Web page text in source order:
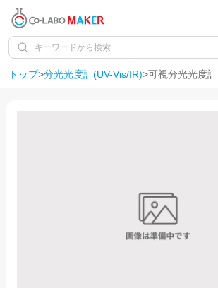
トップ>分光光度計(UV-Vis/IR)>可視分光光度計